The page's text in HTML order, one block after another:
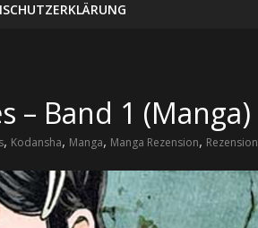
– Band 1 (Manga)
, Kodansha, Manga, Manga Rezension, Rezension